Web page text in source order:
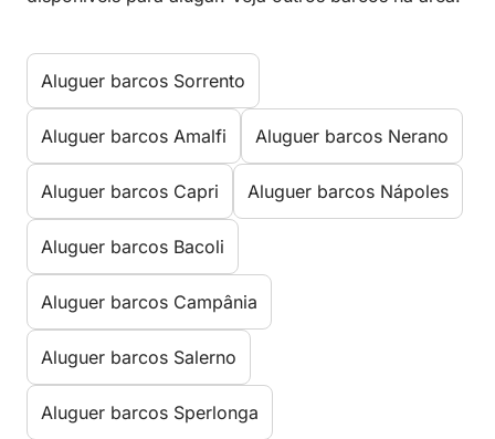
Aluguer barcos Sorrento
Aluguer barcos Amalfi Aluguer barcos Nerano
Aluguer barcos Capri Aluguer barcos Nápoles
Aluguer barcos Bacoli
Aluguer barcos Campânia
Aluguer barcos Salerno
Aluguer barcos Sperlonga